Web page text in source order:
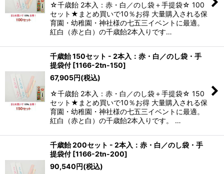
☆千歳飴 2本入：赤・白／のし袋＋手提袋☆ 100
セット★まとめ買いで10％お得 大量購入される保
育園・幼稚園・神社様の七五三イベントに最適。
紅白（赤と白）の千歳飴2本入りです…
千歳飴 150セット - 2本入：赤・白／のし袋・手
提袋付 [1166-2tn-150]
67,905円(税込)
☆千歳飴 2本入：赤・白／のし袋＋手提袋☆ 150
セット★まとめ買いで10％お得 大量購入される保
育園・幼稚園・神社様の七五三イベントに最適。
紅白（赤と白）の千歳飴2本入りです。 …
千歳飴 200セット - 2本入：赤・白／のし袋・手
提袋付 [1166-2tn-200]
90,540円(税込)